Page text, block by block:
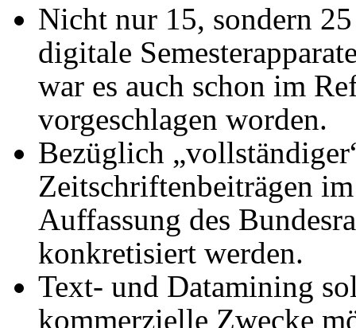
Nicht nur 15, sondern
digitale
war es auch schon im
vorgeschlagen worden.
Bezüglich
Zeitschriftenbeiträgen
Auffassung des
konkretisiert werden.
Text- und Datamining
kommerzielle Zwecke